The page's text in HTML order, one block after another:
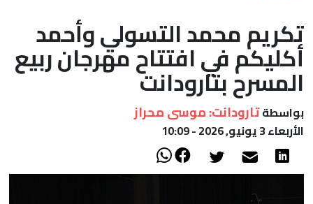
الصحراء
تكريم محمد التسولي وأحمد
أكليكم في افتتاح مهرجان ربيع
المسرح بتارودانت
بواسطةتارودانت: موسى محراز
الأربعاء 3 يونيو, 2026 - 10:09